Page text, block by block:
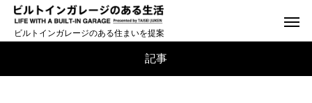
ビルトインガレージのある住まいを提案
記事